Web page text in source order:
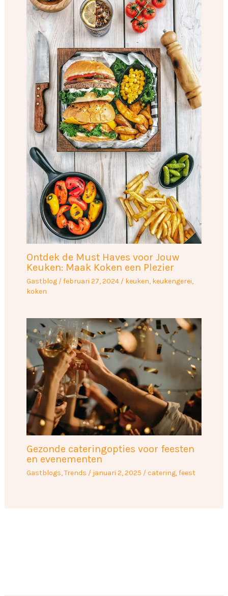
Ontdek de Must Haves voor Jouw
Keuken: Maak Koken een Plezier
Gastblog/februari 27, 2024 / keuken, keukengerei,
koken
Gezonde cateringopties voor feesten
en evenementen
Gastblogs,Trends / januari 2, 2025 /catering,feest